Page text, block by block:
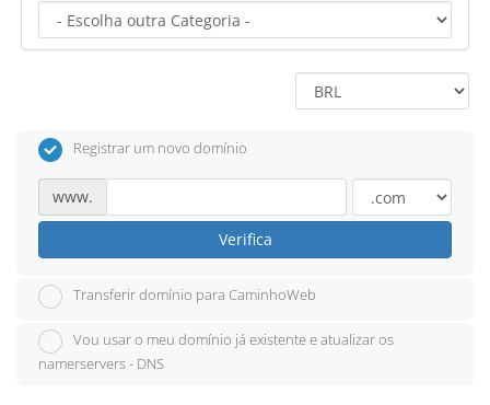
Registrar um novo domínio
www.
Verifica
Transferir domínio para CaminhoWeb
Vou usar o meu domínio já existente e atualizar os
namerservers - DNS